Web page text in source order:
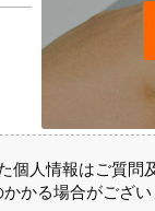
個人情報はご質問
かる場合がござ